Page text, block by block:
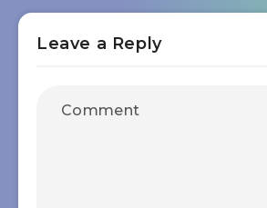
Leave a Reply